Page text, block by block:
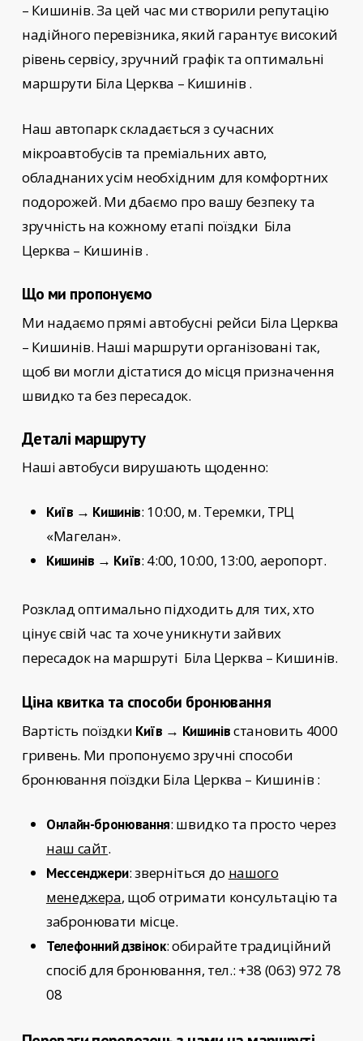
– Кишинів. За цей час ми створили репутацію
надійного перевізника, який гарантує високий
рівень сервісу, зручний графік та оптимальні
маршрути Біла Церква – Кишинів .
Наш автопарк складається з сучасних
мікроавтобусів та преміальних авто,
обладнаних усім необхідним для комфортних
подорожей. Ми дбаємо про вашу безпеку та
зручність на кожному етапі поїздки Біла
Церква – Кишинів .
Що ми пропонуємо
Ми надаємо прямі автобусні рейси Біла Церква
– Кишинів. Наші маршрути організовані так,
щоб ви могли дістатися до місця призначення
швидко та без пересадок.
Деталі маршруту
Наші автобуси вирушають щоденно:
Київ → Кишинів: 10:00, м. Теремки, ТРЦ
«Магелан».
Кишинів → Київ: 4:00, 10:00, 13:00, аеропорт.
Розклад оптимально підходить для тих, хто
цінує свій час та хоче уникнути зайвих
пересадок на маршруті Біла Церква – Кишинів.
Ціна квитка та способи бронювання
Вартість поїздки Київ → Кишинівстановить 4000
гривень. Ми пропонуємо зручні способи
бронювання поїздки Біла Церква – Кишинів :
Онлайн-бронювання: швидко та просто через
наш сайт.
Мессенджери: зверніться до нашого
менеджера, щоб отримати консультацію та
забронювати місце.
Телефонний дзвінок: обирайте традиційний
спосіб для бронювання, тел.: +38 (063) 972 78
08